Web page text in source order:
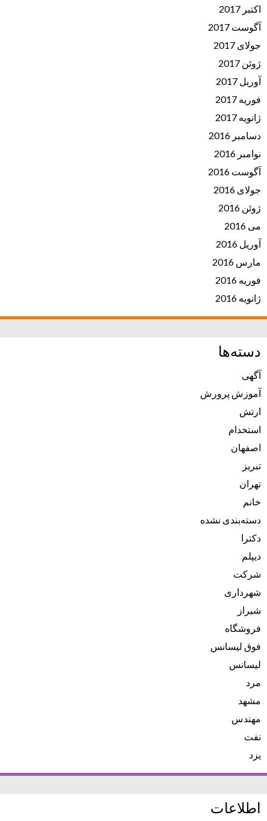
اکتبر 2017
آگوست 2017
جولای 2017
ژوئن 2017
آوریل 2017
فوریه 2017
ژانویه 2017
دسامبر 2016
نوامبر 2016
آگوست 2016
جولای 2016
ژوئن 2016
می 2016
آوریل 2016
مارس 2016
فوریه 2016
ژانویه 2016
دسته‌ها
آگهی
آموزش پرورش
ارتش
استخدام
اصفهان
تبریز
تهران
خانم
دسته‌بندی نشده
دکترا
دیپلم
شرکت
شهرداری
شیراز
فروشگاه
فوق لیسانس
لیسانس
مرد
مشهد
مهندس
نفت
یزد
اطلاعات